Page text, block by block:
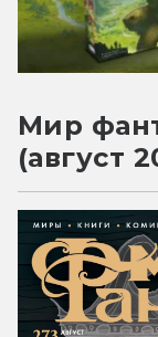
Мир
(август